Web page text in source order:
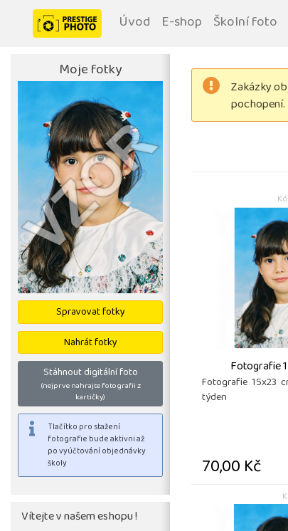
Úvod E-shop Školní foto
Moje fotky
Spravovat fotky
Nahrát fotky
Stáhnout digitální foto
(nejprve nahrajte fotografii z
kartičky)
Vítejte v našem eshopu !
Zakázky
Fotografie
Fotografie 15x23
týden
70,00 Kč